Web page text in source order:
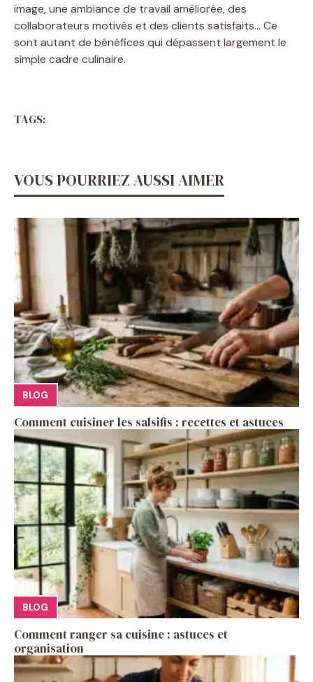
image, une ambiance de travail améliorée, des
collaborateurs motivés et des clients satisfaits… Ce
sont autant de bénéfices qui dépassent largement le
simple cadre culinaire.
TAGS:
VOUS POURRIEZ AUSSI AIMER
BLOG
Comment cuisiner les salsifis : recettes et astuces
BLOG
Comment ranger sa cuisine : astuces et
organisation